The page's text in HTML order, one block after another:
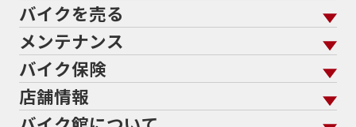
バイクを買う トップ
バイクを探す
メーカーから探す
色から探す
走行距離から探す
中古車から探す
バイクを売る
バイクを売る トップ
バイク館買取の強み
バイクを高く売るコツ
よくあるご質問
バイク買取強化車両
メンテナンス
メンテナンス トップ
バイク点検
プロテクションフィルム
バイク保険
バイク保険 トップ
店舗情報